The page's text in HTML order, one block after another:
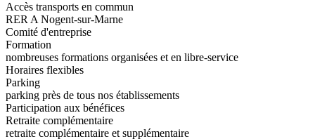
Accès transports en commun
RER A Nogent-sur-Marne
Comité d'entreprise
Formation
nombreuses formations organisées et en libre-service
Horaires flexibles
Parking
parking près de tous nos établissements
Participation aux bénéfices
Retraite complémentaire
retraite complémentaire et supplémentaire